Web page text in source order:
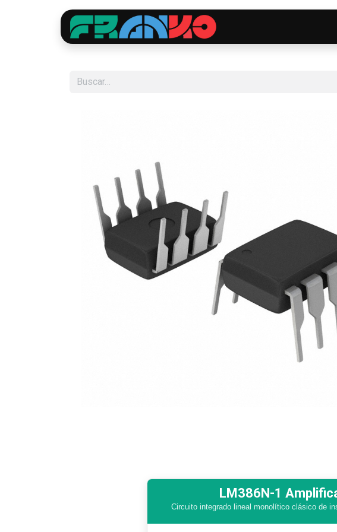
LM386N-1
Circuito integrado lineal monolítico clásico de